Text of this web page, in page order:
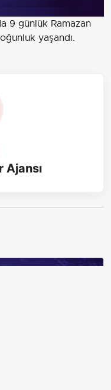
9 günlük Ramazan
yaşandı.
Ajansı